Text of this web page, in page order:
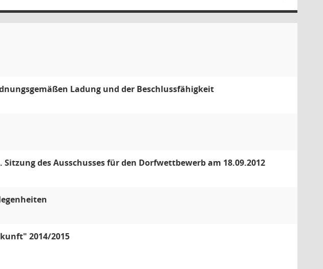
Ladung und der Beschlussfähigkeit
des Ausschusses für den Dorfwettbewerb am 18.09.2012
2014/2015